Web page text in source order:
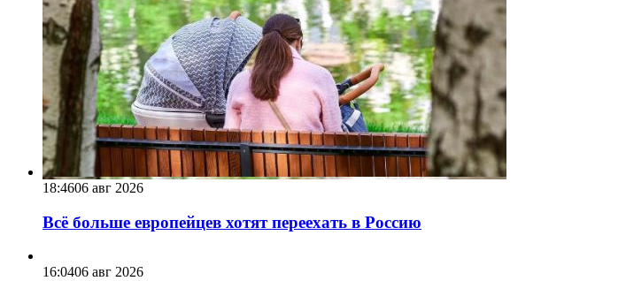
18:4606 авг 2026
Всё больше европейцев хотят переехать в Россию
16:0406 авг 2026